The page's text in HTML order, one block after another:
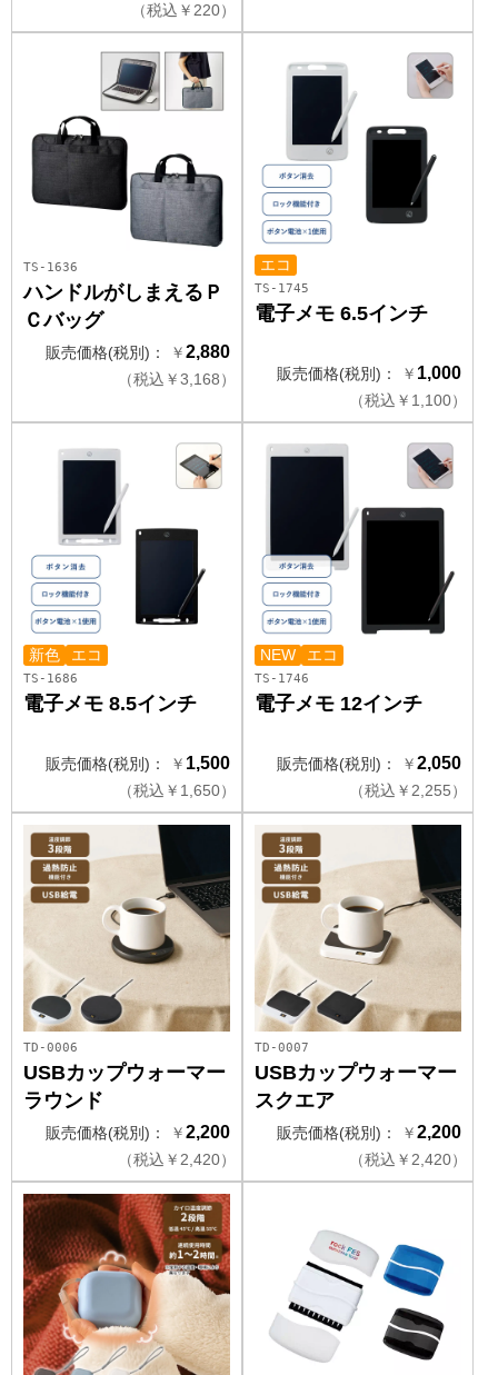
（税込 ￥220）
TS-1636
ハンドルがしまえるＰ
Ｃバッグ
販売価格(税別)： ￥2,880
（税込 ￥3,168）
エコ
TS-1745
電子メモ 6.5インチ
販売価格(税別)： ￥ 1,000
（税込 ￥ 1,100）
新色 エコ
TS-1686
電子メモ 8.5インチ
販売価格(税別)： ￥ 1,500
（税込 ￥ 1,650）
NEW エコ
TS-1746
電子メモ 12インチ
販売価格(税別)： ￥2,050
（税込 ￥2,255）
TD-0006
USBカップウォーマー
ラウンド
販売価格(税別)： ￥2,200
（税込 ￥2,420）
TD-0007
USBカップウォーマー
スクエア
販売価格(税別)： ￥2,200
（税込 ￥2,420）